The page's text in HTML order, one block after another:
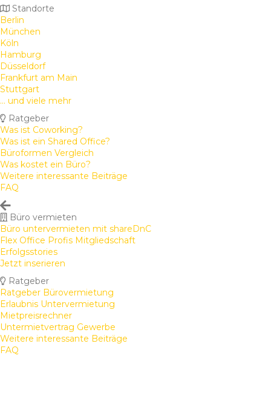
Standorte
Berlin
München
Köln
Hamburg
Düsseldorf
Frankfurt am Main
Stuttgart
... und viele mehr
Ratgeber
Was ist Coworking?
Was ist ein Shared Office?
Büroformen Vergleich
Was kostet ein Büro?
Weitere interessante Beiträge
FAQ
Büro vermieten
Büro untervermieten mit shareDnC
Flex Office Profis Mitgliedschaft
Erfolgsstories
Jetzt inserieren
Ratgeber
Ratgeber Bürovermietung
Erlaubnis Untervermietung
Mietpreisrechner
Untermietvertrag Gewerbe
Weitere interessante Beiträge
FAQ